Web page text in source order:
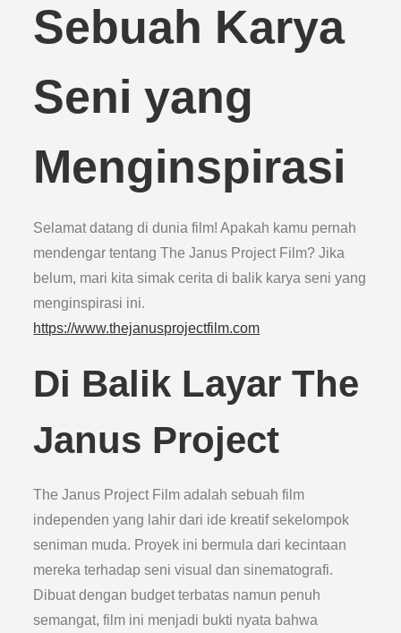
Sebuah Karya
Seni yang
Menginspirasi
Selamat datang di dunia film! Apakah kamu pernah
mendengar tentang The Janus Project Film? Jika
belum, mari kita simak cerita di balik karya seni yang
menginspirasi ini.
https://www.thejanusprojectfilm.com
Di Balik Layar The
Janus Project
The Janus Project Film adalah sebuah film
independen yang lahir dari ide kreatif sekelompok
seniman muda. Proyek ini bermula dari kecintaan
mereka terhadap seni visual dan sinematografi.
Dibuat dengan budget terbatas namun penuh
semangat, film ini menjadi bukti nyata bahwa